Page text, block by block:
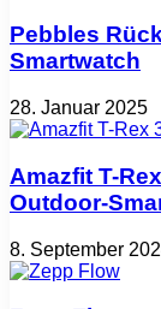
Pebbles
Smartwatch
28. Januar 2025
Amazfit T-
Outdoor-
8. September